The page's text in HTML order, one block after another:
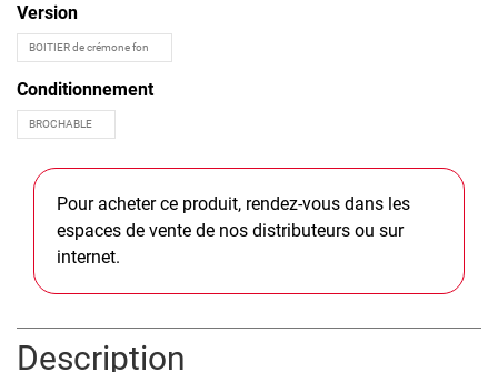
Version
Conditionnement
Pour acheter ce produit, rendez-vous dans les
espaces de vente de nos distributeurs ou sur
internet.
Description